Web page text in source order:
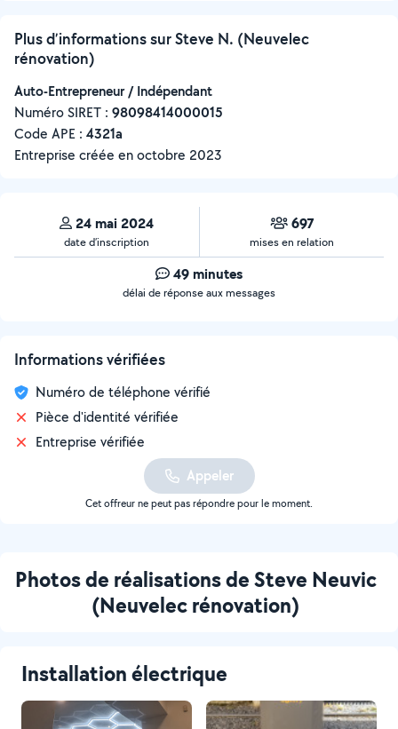
Plus d’informations sur Steve N. (Neuvelec
rénovation)
Auto-Entrepreneur / Indépendant
Numéro SIRET : ‍98098414000015
Code APE : 4321a
Entreprise créée enoctobre 2023
24 mai 2024
date d’inscription
697
mises en relation
49 minutes
délai de réponse aux messages
Informations vérifiées
Numéro de téléphone vérifié
Pièce d'identité vérifiée
Entreprise vérifiée
Appeler
Cet offreur ne peut pas répondre pour le moment.
Photos de réalisations de Steve Neuvic
(Neuvelec rénovation)
Installation électrique